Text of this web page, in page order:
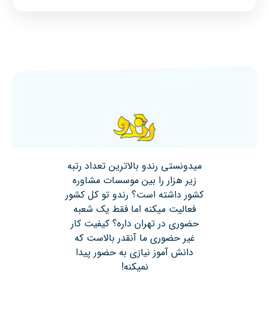
میدونستی رندو بالاترین تعداد رتبه
زیر هزار را بین موسسات مشاوره
کشور داشته است؟ رندو تو کل کشور
فعالیت میکنه اما فقط یک شعبه
حضوری در تهران داره؟ کیفیت کار
غیر حضوری ما آنقدر بالاست که
دانش آموز نیازی به حضور پیدا
نمیکنه!